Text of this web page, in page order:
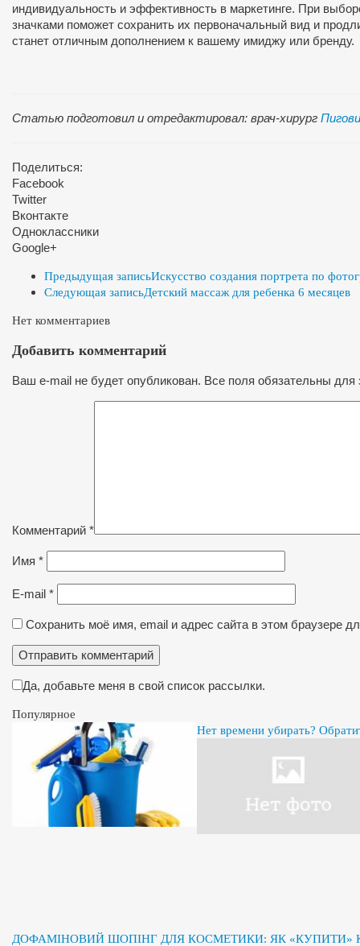
индивидуальность и эффективность в маркетинге. При
значками поможет сохранить их первоначальный вид и
станет отличным дополнением к вашему имиджу или бренду.
Статью подготовил и отредактировал: врач-хирург
Поделиться:
Facebook
Twitter
Вконтакте
Одноклассники
Google+
Предыдущая записьИскусство создания портрета по
Следующая записьДетский массаж для ребенка 6 месяцев
Нет комментариев
Добавить комментарий
Ваш e-mail не будет опубликован. Все поля обязательны для
Комментарий *
Имя *
E-mail *
Сохранить моё имя, email и адрес сайта в этом браузере
Да, добавьте меня в свой список рассылки.
Популярное
Нет времени убирать?
ДОФАМІНОВИЙ ШОПІНГ ДЛЯ КОСМЕТИКИ: ЯК «КУПИТИ»